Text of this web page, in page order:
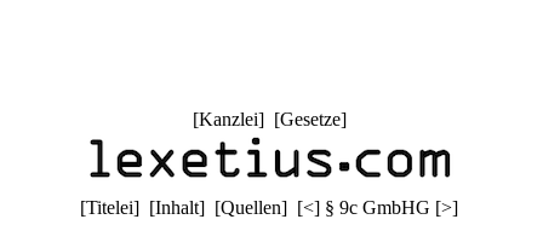
[Kanzlei] [Gesetze]
[Titelei] [Inhalt] [Quellen] [<] § 9c GmbHG [>]